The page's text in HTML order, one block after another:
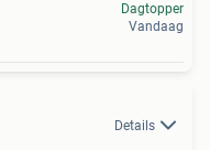
Dagtopper
Vandaag
Details